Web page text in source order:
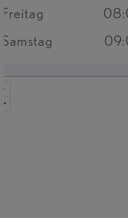
Freitag
Samstag